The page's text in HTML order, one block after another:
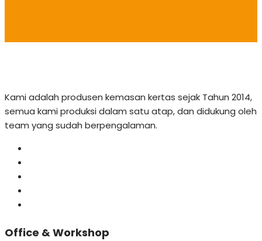
Kami adalah produsen kemasan kertas sejak Tahun 2014,
semua kami produksi dalam satu atap, dan didukung oleh
team yang sudah berpengalaman.
Office & Workshop